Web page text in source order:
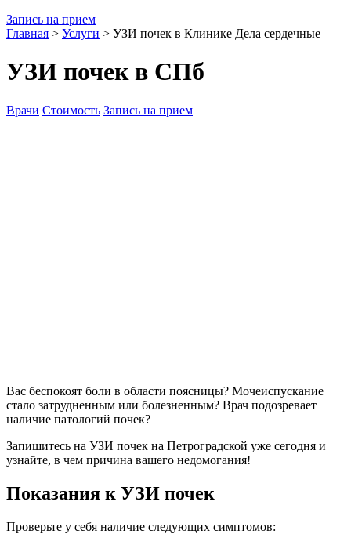
Запись на прием
Главная > Услуги > УЗИ почек в Клинике Дела сердечные
УЗИ почек в СПб
Врачи Стоимость Запись на прием
Вас беспокоят боли в области поясницы? Мочеиспускание
стало затрудненным или болезненным? Врач подозревает
наличие патологий почек?
Запишитесь на УЗИ почек на Петроградской уже сегодня и
узнайте, в чем причина вашего недомогания!
Показания к УЗИ почек
Проверьте у себя наличие следующих симптомов: